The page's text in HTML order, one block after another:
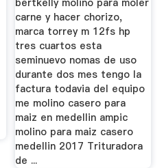
bertkelly molino para moler
carne y hacer chorizo,
marca torrey m 12fs hp
tres cuartos esta
seminuevo nomas de uso
durante dos mes tengo la
factura todavia del equipo
me molino casero para
maiz en medellin ampic
molino para maiz casero
medellin 2017 Trituradora
de ...